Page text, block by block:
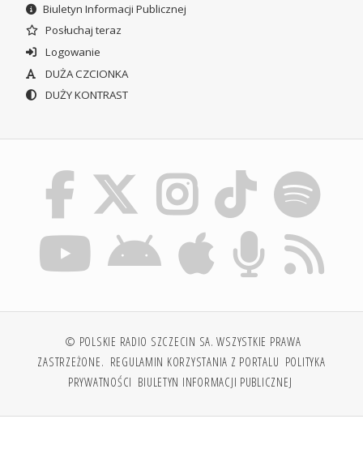
Biuletyn Informacji Publicznej
Posłuchaj teraz
Logowanie
DUŻA CZCIONKA
DUŻY KONTRAST
© POLSKIE RADIO SZCZECIN SA. WSZYSTKIE PRAWA
ZASTRZEŻONE. REGULAMIN KORZYSTANIA Z PORTALU POLITYKA
PRYWATNOŚCI BIULETYN INFORMACJI PUBLICZNEJ